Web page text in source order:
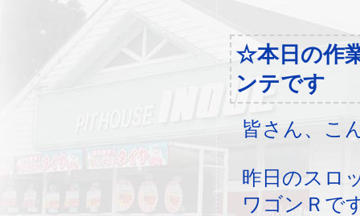
☆本日の作
ンテです
皆さん、こ
昨日のスロ
ワゴンＲで